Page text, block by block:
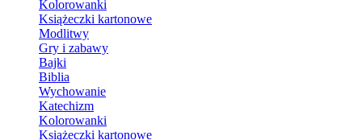
Kolorowanki
Książeczki kartonowe
Modlitwy
Gry i zabawy
Bajki
Biblia
Wychowanie
Katechizm
Kolorowanki
Książeczki kartonowe